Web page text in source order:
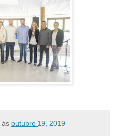
às outubro 19, 2019